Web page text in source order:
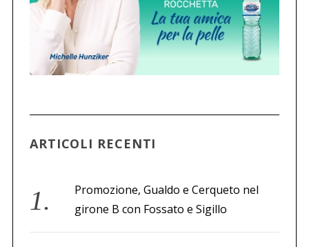
ARTICOLI RECENTI
Promozione, Gualdo e Cerqueto nel
girone B con Fossato e Sigillo